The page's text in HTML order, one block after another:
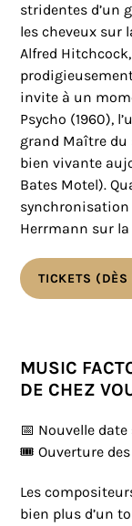
stridentes d’un
les cheveux sur
Alfred
prodigieusement
invite à un
Psycho (1960),
grand Maître du
bien vivante
Bates Motel).
Herrmann sur
TICKETS
MUSIC
DE CHEZ
📅 Nouvelle
🎟️ Ouverture des
Les
bien plus d’un